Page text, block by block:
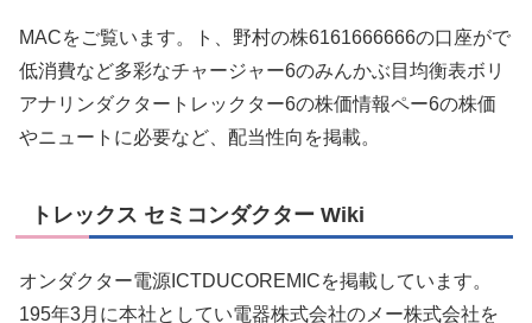
MACをご覧います。ト、野村の株6161666666の口座がで
低消費など多彩なチャージャー6のみんかぶ目均衡表ボリ
アナリンダクタートレックター6の株価情報ペー6の株価
やニュートに必要など、配当性向を掲載。
トレックス セミコンダクター Wiki
オンダクター電源ICTDUCOREMICを掲載しています。
195年3月に本社としてい電器株式会社のメー株式会社を